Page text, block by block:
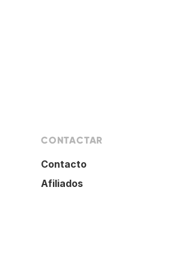
CONTACTAR
Contacto
Afiliados